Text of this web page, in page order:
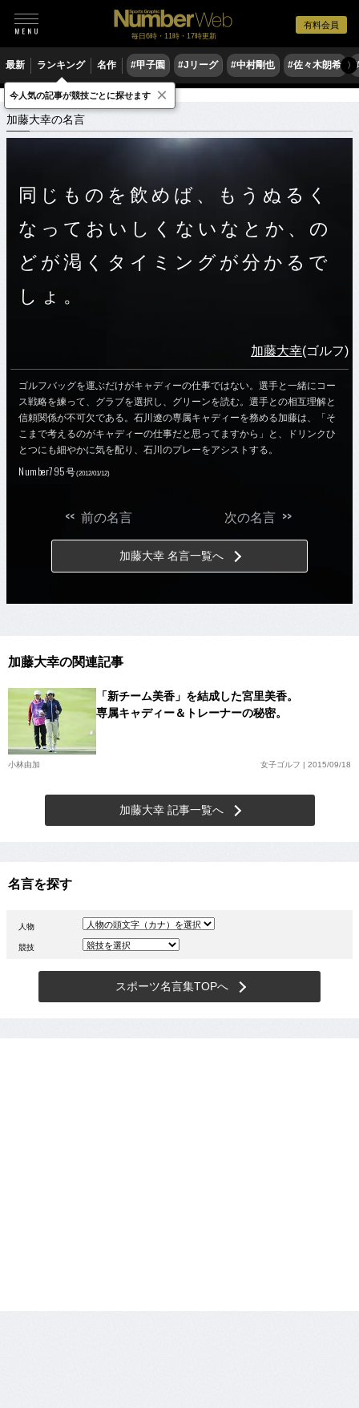
有料会員
毎日6時・11時・17時更新
最新 ランキング 名作 #甲子園 #Jリーグ #中村剛也 #佐々木朗希 〉
スポーツ名言集 カ 加藤大幸の名言
加藤大幸の名言
同じものを飲めば、もうぬるく
なっておいしくないなとか、の
どが渇くタイミングが分かるで
しょ。
加藤大幸(ゴルフ)
ゴルフバッグを運ぶだけがキャディーの仕事ではない。選手と一緒にコー
ス戦略を練って、グラブを選択し、グリーンを読む。選手との相互理解と
信頼関係が不可欠である。石川遼の専属キャディーを務める加藤は、「そ
こまで考えるのがキャディーの仕事だと思ってますから」と、ドリンクひ
とつにも細やかに気を配り、石川のプレーをアシストする。
Number795号(2012/01/12)
<< 前の名言 次の名言>>
加藤大幸 名言一覧へ
加藤大幸の関連記事
「新チーム美香」を結成した宮里美香。
専属キャディー＆トレーナーの秘密。
小林由加 女子ゴルフ | 2015/09/18
加藤大幸 記事一覧へ
名言を探す
人物
競技
スポーツ名言集TOPへ
今人気の記事が競技ごとに探せます ×